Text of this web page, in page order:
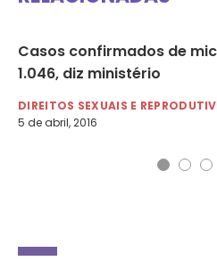
Casos confirmados de
1.046, diz ministério
DIREITOS SEXUAIS E
5 de abril, 2016